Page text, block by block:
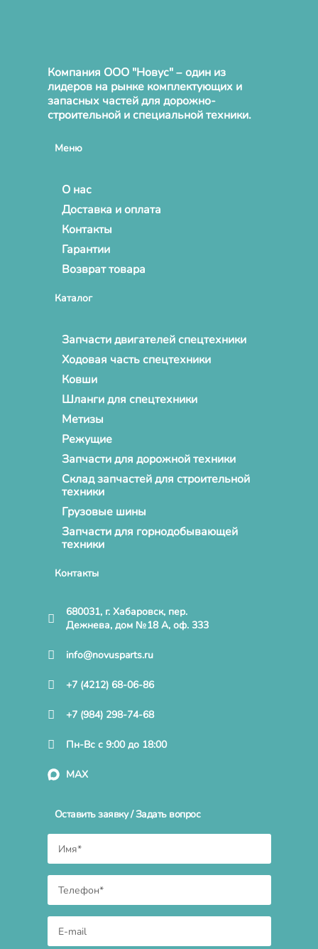
Компания ООО "Новус" – один из
лидеров на рынке комплектующих и
запасных частей для дорожно-
строительной и специальной техники.
Меню
О нас
Доставка и оплата
Контакты
Гарантии
Возврат товара
Каталог
Запчасти двигателей спецтехники
Ходовая часть спецтехники
Ковши
Шланги для спецтехники
Метизы
Режущие
Запчасти для дорожной техники
Склад запчастей для строительной
техники
Грузовые шины
Запчасти для горнодобывающей
техники
Контакты
680031, г. Хабаровск, пер.
Дежнева, дом №18 А, оф. 333
info@novusparts.ru
+7 (4212) 68-06-86
+7 (984) 298-74-68
Пн-Вс с 9:00 до 18:00
MAX
Оставить заявку / Задать вопрос